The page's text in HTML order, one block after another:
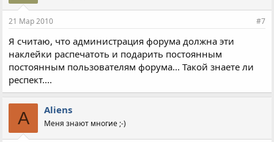
21 Мар 2010 #7
Я считаю, что администрация форума должна эти
наклейки распечатоть и подарить постоянным
постоянным пользователям форума... Такой знаете ли
респект....
A Aliens
Меня знают многие ;-)